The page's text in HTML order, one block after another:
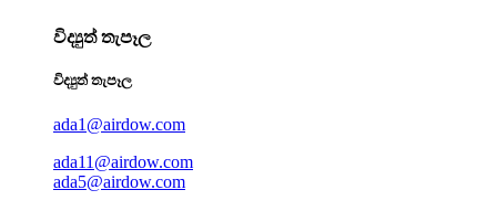
විද්‍යුත් තැපෑල
විද්‍යුත් තැපෑල
ada1@airdow.com
ada11@airdow.com
ada5@airdow.com